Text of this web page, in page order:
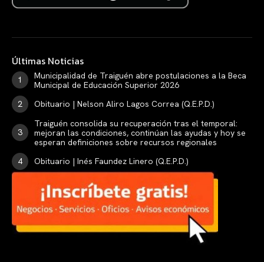
Últimas Noticias
Municipalidad de Traiguén abre postulaciones a la Beca
Municipal de Educación Superior 2026
Obituario | Nelson Aliro Lagos Correa (Q.E.P.D.)
Traiguén consolida su recuperación tras el temporal:
mejoran las condiciones, continúan las ayudas y hoy se
esperan definiciones sobre recursos regionales
Obituario | Inés Faundez Linero (Q.E.P.D.)